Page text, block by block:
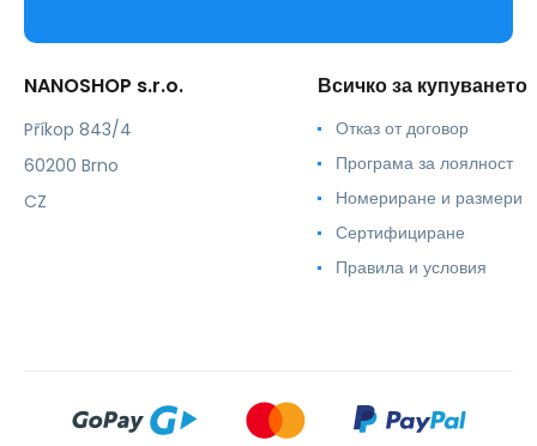
NANOSHOP s.r.o.
Příkop 843/4
60200 Brno
CZ
Всичко за купуването
Отказ от договор
Програма за лоялност
Номериране и размери
Сертифициране
Правила и условия